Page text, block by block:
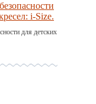
i-Size.
для детских